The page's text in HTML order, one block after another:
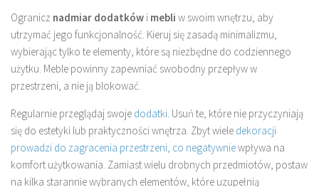
Ogranicz nadmiar dodatków i mebli w swoim wnętrzu, aby
utrzymać jego funkcjonalność. Kieruj się zasadą minimalizmu,
wybierając tylko te elementy, które są niezbędne do codziennego
użytku. Meble powinny zapewniać swobodny przepływ w
przestrzeni, a nie ją blokować.
Regularnie przeglądaj swoje dodatki . Usuń te, które nie przyczyniają
się do estetyki lub praktyczności wnętrza. Zbyt wiele dekoracji
prowadzi do zagracenia przestrzeni, co negatywniewpływa na
komfort użytkowania. Zamiast wielu drobnych przedmiotów, postaw
na kilka starannie wybranych elementów, które uzupełnią